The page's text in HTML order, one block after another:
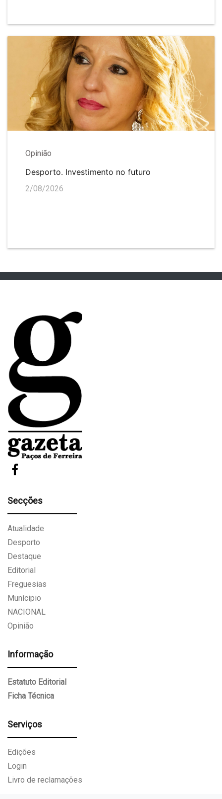
Opinião
Desporto. Investimento no futuro
2/08/2026
Secções
Atualidade
Desporto
Destaque
Editorial
Freguesias
Munícipio
NACIONAL
Opinião
Informação
Estatuto Editorial
Ficha Técnica
Serviços
Edições
Login
Livro de reclamações